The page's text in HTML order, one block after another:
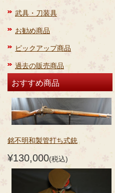
武具・刀装具
お勧め商品
ピックアップ商品
過去の販売商品
おすすめ商品
銘不明和製管打ち式銃
¥130,000(税込)